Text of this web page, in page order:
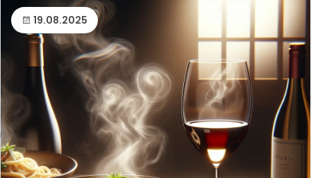
19.08.2025